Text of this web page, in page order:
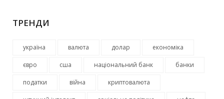
ТРЕНДИ
україна валюта долар економіка
євро сша національний банк банки
податки війна криптовалюта